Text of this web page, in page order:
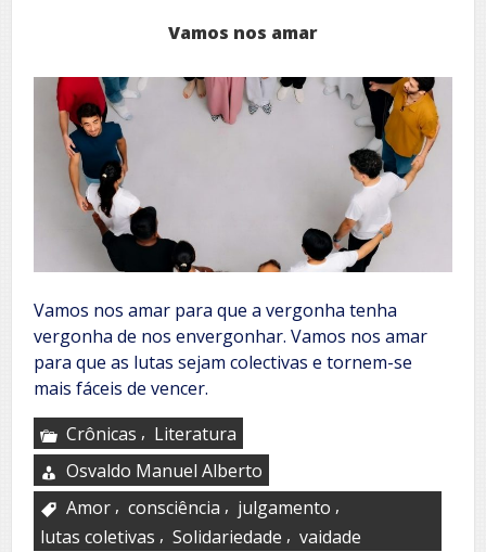
Vamos nos amar
Vamos nos amar para que a vergonha tenha
vergonha de nos envergonhar. Vamos nos amar
para que as lutas sejam colectivas e tornem-se
mais fáceis de vencer.
Crônicas , Literatura
Osvaldo Manuel Alberto
Amor , consciência , julgamento ,
lutas coletivas , Solidariedade , vaidade